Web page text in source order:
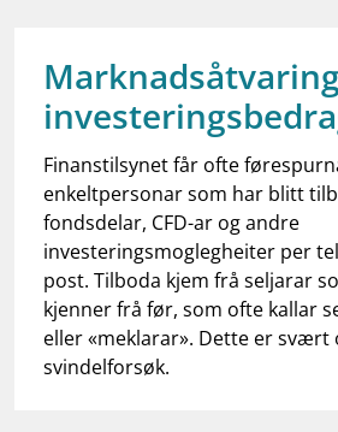
dashboardInformasjon for investorer
notifications_noneAbonner på nyhetsvarsel
Finanstilsynet får ofte
enkeltpersonar som har blitt
fondsdelar, CFD-ar og andre
investeringsmoglegheiter per
post. Tilboda kjem frå seljarar
kjenner frå før, som ofte kallar
eller «meklarar». Dette er svært
svindelforsøk.